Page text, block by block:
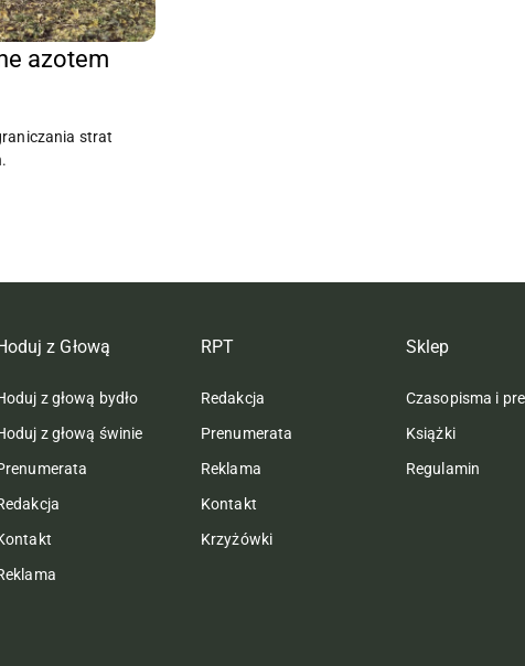
azotem
strat
z Głową
z głową bydło
z głową świnie
RPT
Redakcja
Prenumerata
Reklama
Kontakt
Krzyżówki
Sklep
Czasopisma i
Książki
Regulamin